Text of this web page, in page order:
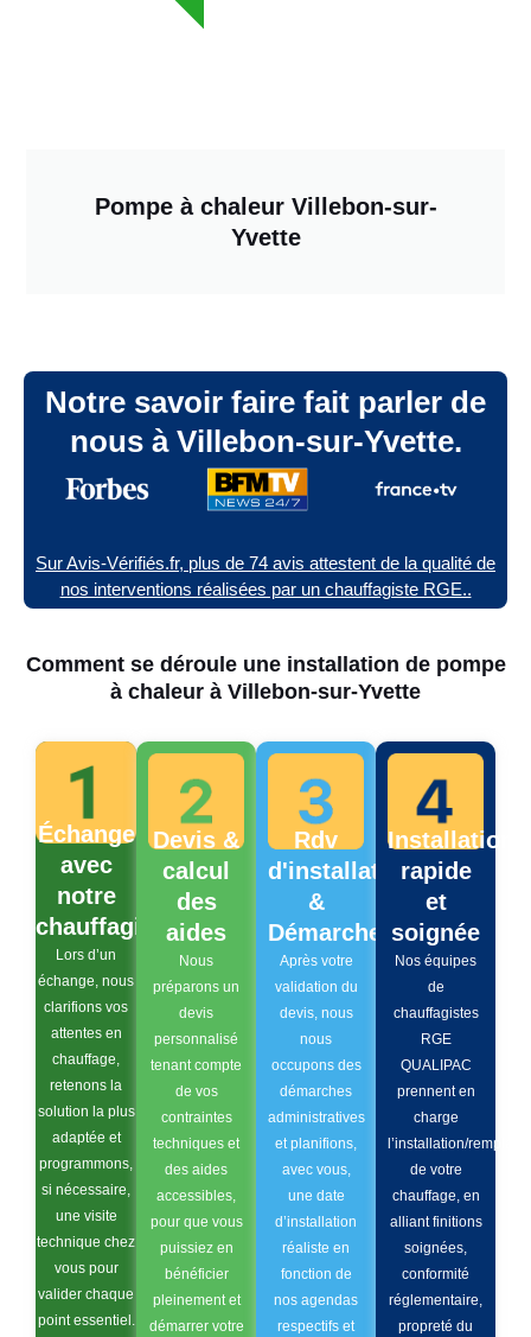
Pompe à chaleur Villebon-sur-
Yvette
Notre savoir faire fait parler de
nous à Villebon-sur-Yvette.
Sur Avis-Vérifiés.fr, plus de 74 avis attestent de la qualité de
nos interventions réalisées par un chauffagiste RGE..
Comment se déroule une installation de pompe
à chaleur à Villebon-sur-Yvette
Échange
avec
notre
chauffagiste
Lors d’un
échange, nous
clarifions vos
attentes en
chauffage,
retenons la
solution la plus
adaptée et
programmons,
si nécessaire,
une visite
technique chez
vous pour
valider chaque
point essentiel.
Devis &
calcul
des
aides
Nous
préparons un
devis
personnalisé
tenant compte
de vos
contraintes
techniques et
des aides
accessibles,
pour que vous
puissiez en
bénéficier
pleinement et
démarrer votre
Rdv
d'installation
&
Démarches
Après votre
validation du
devis, nous
nous
occupons des
démarches
administratives
et planifions,
avec vous,
une date
d’installation
réaliste en
fonction de
nos agendas
respectifs et
Installation
rapide
et
soignée
Nos équipes
de
chauffagistes
RGE
QUALIPAC
prennent en
charge
l’installation/
de votre
chauffage, en
alliant finitions
soignées,
conformité
réglementaire,
propreté du